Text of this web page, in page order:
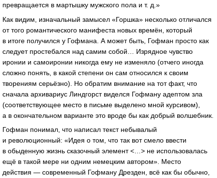
превращается в мартышку мужского пола и т. д.»
Как видим, изначальный замысел «Горшка» несколько отличался
от того романтического манифеста новых времён, который
в итоге получился у Гофмана. А может быть, Гофман просто как
следует простебался над самим собой… Изрядное чувство
иронии и самоиронии никогда ему не изменяло (отчего иногда
сложно понять, в какой степени он сам относился к своим
творениям серьёзно). Но обратим внимание на тот факт, что
сначала архивариус Линдгорст виделся Гофману адептом зла
(соответствующее место в письме выделено мной курсивом),
а в окончательном варианте это вроде бы как добрый волшебник.
Гофман понимал, что написал текст небывалый
и революционный: «Идея о том, что так вот смело ввести
в обыденную жизнь сказочный элемент <…> не использовалась
ещё в такой мере ни одним немецким автором». Место
действия — современный Гофману Дрезден, всё как бы обычно,